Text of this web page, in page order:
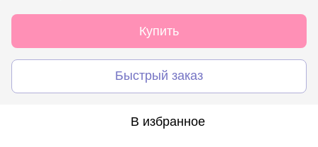
Купить
Быстрый заказ
В избранное